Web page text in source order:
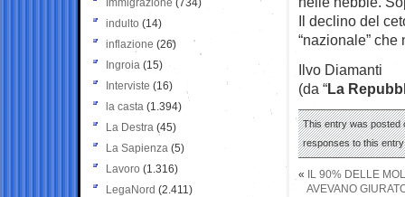
Il declino del
“nazionale”
Ilvo Diamanti
(da “La
This entry was posted
responses to this
«
IL 90% DELLE
AVEVANO
Immigrazione (734)
indulto (14)
inflazione (26)
Ingroia (15)
Interviste (16)
la casta (1.394)
La Destra (45)
La Sapienza (5)
Lavoro (1.316)
LegaNord (2.411)